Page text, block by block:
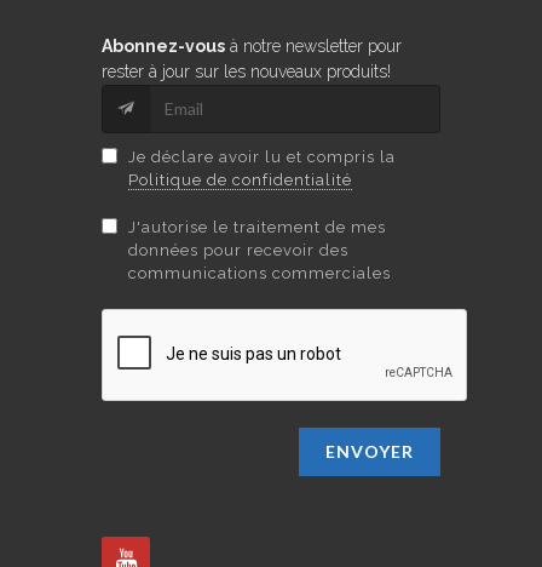
Abonnez-vous à notre newsletter pour
rester à jour sur les nouveaux produits!
Je déclare avoir lu et compris la
Politique de confidentialité
J'autorise le traitement de mes
données pour recevoir des
communications commerciales
ENVOYER